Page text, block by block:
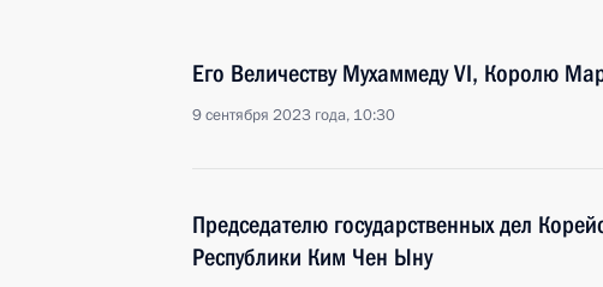
Его Величеству Мухаммеду VI, Королю
9 сентября 2023 года, 10:30
Председателю государственных дел
Республики Ким Чен Ыну